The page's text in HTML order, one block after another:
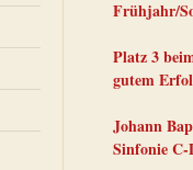
Frühjahr/
Platz 3
gutem
Johann
Sinfonie